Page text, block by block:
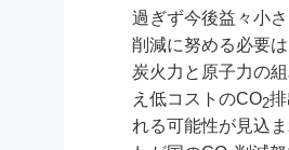
過ぎず今後益々小
削減に努める必要
炭火力と原子力の
え低コストのCO2
れる可能性が見込ま